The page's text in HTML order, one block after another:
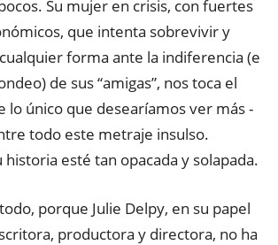
Su mujer en crisis, con fuertes
que intenta sobrevivir y
forma ante la indiferencia (e
de sus “amigas”, nos toca el
lo único que desearíamos ver más -
todo este metraje insulso.
historia esté tan opacada y solapada.
porque Julie Delpy, en su papel
productora y directora, no ha